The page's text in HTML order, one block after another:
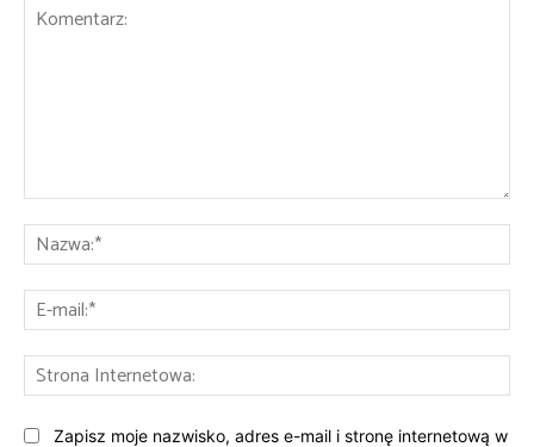
Zapisz moje nazwisko, adres e-mail i stronę internetową w